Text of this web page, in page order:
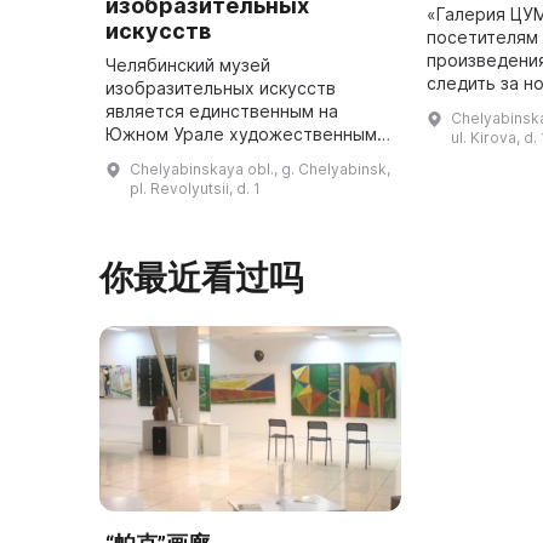
изобразительных
искусств
Челябинский музей
изобразительных искусств
является единственным на
Южном Урале художественным
собрание музея входит более 15
тысяч произведений искусства,
Chelyabinskaya obl., g. Chelyabinsk,
pl. Revolyutsii, d. 1
«Галерия
следить за
создана в
галереи
ul. Kirova, d.
你最近看过吗